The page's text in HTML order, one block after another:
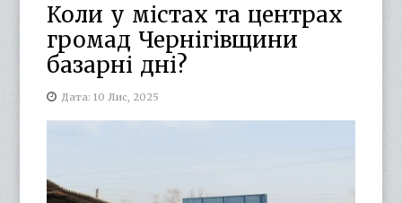
Коли у містах та центрах
громад Чернігівщини
базарні дні?
Дата: 10 Лис, 2025